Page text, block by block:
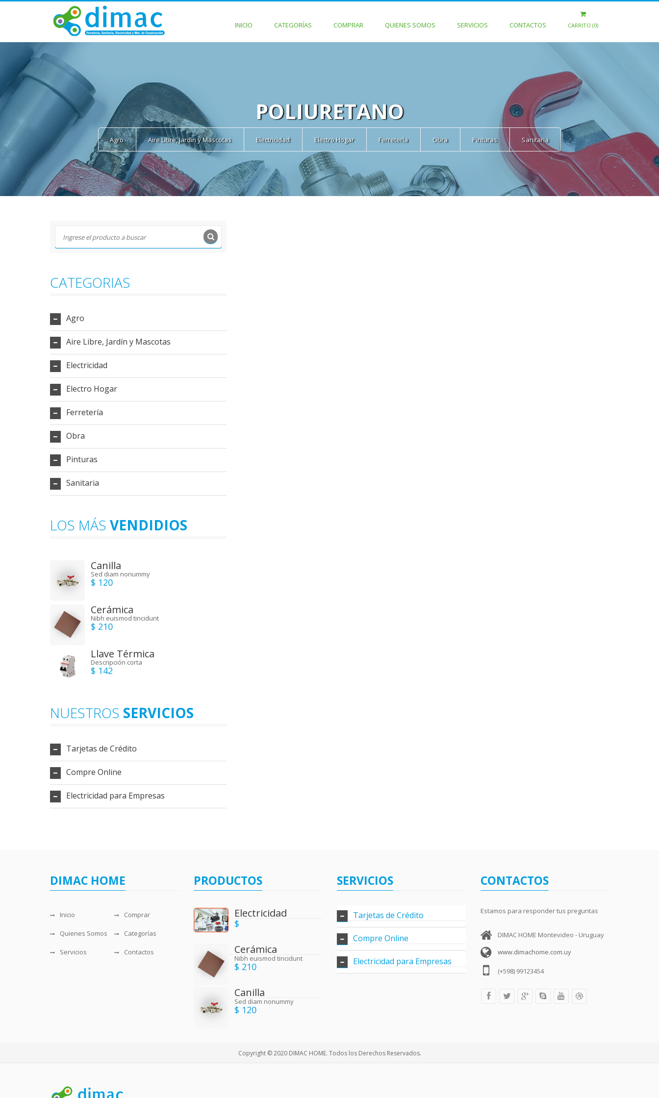
INICIO CATEGORÍAS COMPRAR QUIENES SOMOS SERVICIOS CONTACTOS CARRITO (0)
POLIURETANO
Agro Aire Libre, Jardín y Mascotas Electricidad Electro Hogar Ferretería Obra Pinturas Sanitaria
CATEGORIAS
Agro
Aire Libre, Jardín y Mascotas
Electricidad
Electro Hogar
Ferretería
Obra
Pinturas
Sanitaria
LOS MÁS VENDIDIOS
Canilla
Sed diam nonummy
$ 120
Cerámica
Nibh euismod tincidunt
$ 210
Llave Térmica
Descripción corta
$ 142
NUESTROS SERVICIOS
Tarjetas de Crédito
Compre Online
Electricidad para Empresas
DIMAC HOME
Inicio Comprar
Quienes Somos Categorías
Servicios Contactos
PRODUCTOS
Electricidad
$
Cerámica
Nibh euismod tincidunt
$ 210
Canilla
Sed diam nonummy
$ 120
SERVICIOS
Tarjetas de Crédito
Compre Online
Electricidad para Empresas
CONTACTOS
Estamos para responder tus preguntas
DIMAC HOME Montevideo - Uruguay
www.dimachome.com.uy
(+598) 99123454
Copyright © 2020 DIMAC HOME. Todos los Derechos Reservados.